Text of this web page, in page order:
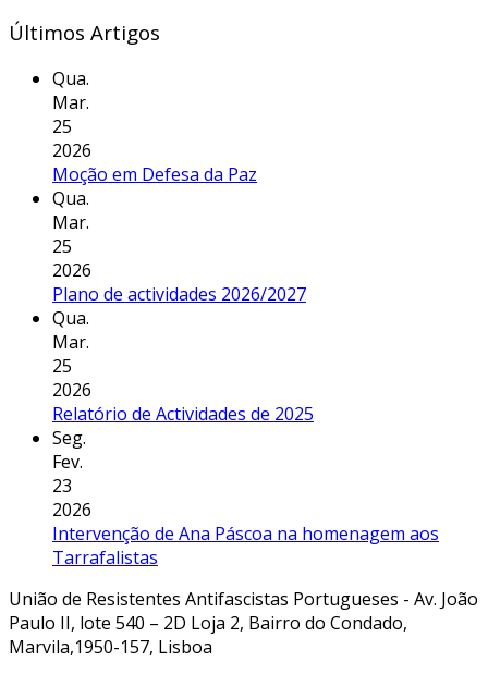
Últimos Artigos
Qua.
Mar.
25
2026
Moção em Defesa da Paz
Qua.
Mar.
25
2026
Plano de actividades 2026/2027
Qua.
Mar.
25
2026
Relatório de Actividades de 2025
Seg.
Fev.
23
2026
Intervenção de Ana Páscoa na homenagem aos
Tarrafalistas
União de Resistentes Antifascistas Portugueses - Av. João
Paulo II, lote 540 – 2D Loja 2, Bairro do Condado,
Marvila,1950-157, Lisboa